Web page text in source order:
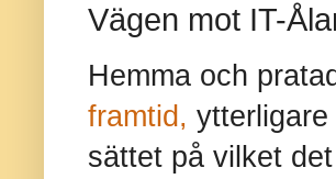
Vägen mot IT-
Hemma och
framtid,
sättet på vilket